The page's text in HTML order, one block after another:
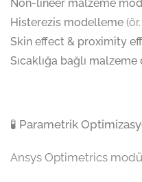
Non-lineer malzeme
Histerezis modelleme
Skin effect & proximity
Sıcaklığa bağlı
🧪 Parametrik
Ansys Optimetrics